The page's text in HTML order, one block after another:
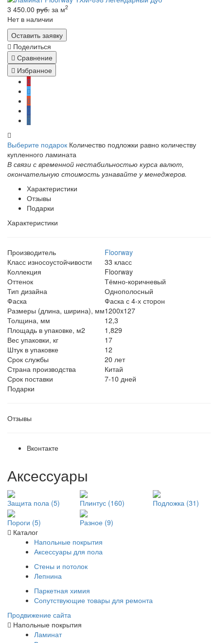
3 450.00 руб. за м2
Нет в наличии
Оставить заявку
Поделиться
Сравнение
Избранное
Выберите подарок Количество подложки равно количеству
купленного ламината
В связи с временной нестабильностью курса валют,
окончательную стоимость узнавайте у менеджеров.
Характеристики
Отзывы
Подарки
Характеристики
Производитель
Floorway
Класс износоустойчивости
33 класс
Коллекция
Floorway
Оттенок
Тёмно-коричневый
Тип дизайна
Однополосный
Фаска
Фаска с 4-х сторон
Размеры (длина, ширина), мм1200x127
Толщина, мм
12,3
Площадь в упаковке, м2
1,829
Вес упаковки, кг
17
Штук в упаковке
12
Срок службы
20 лет
Страна производства
Китай
Срок поставки
7-10 дней
Подарки
Отзывы
Вконтакте
Аксессуары
Защита пола (5) Плинтус (160) Подложка (31)
Пороги (5)
Разное (9)
Каталог
Напольные покрытия
Аксессуары для пола
Стены и потолок
Лепнина
Паркетная химия
Сопутствующие товары для ремонта
Продвижение сайта
Напольные покрытия
Ламинат